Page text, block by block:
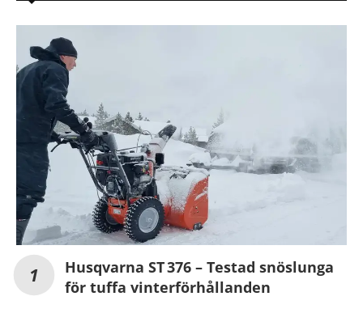
Husqvarna ST 376 – Testad snöslunga
för tuffa vinterförhållanden